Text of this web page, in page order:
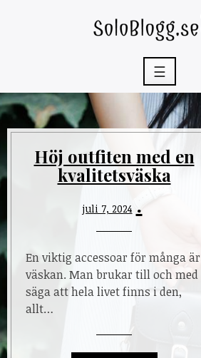
☰
Höj outfiten med en
kvalitetsväska
juli 7, 2024
En viktig accessoar för många är
väskan. Man brukar till och med
säga att hela livet finns i den,
allt…